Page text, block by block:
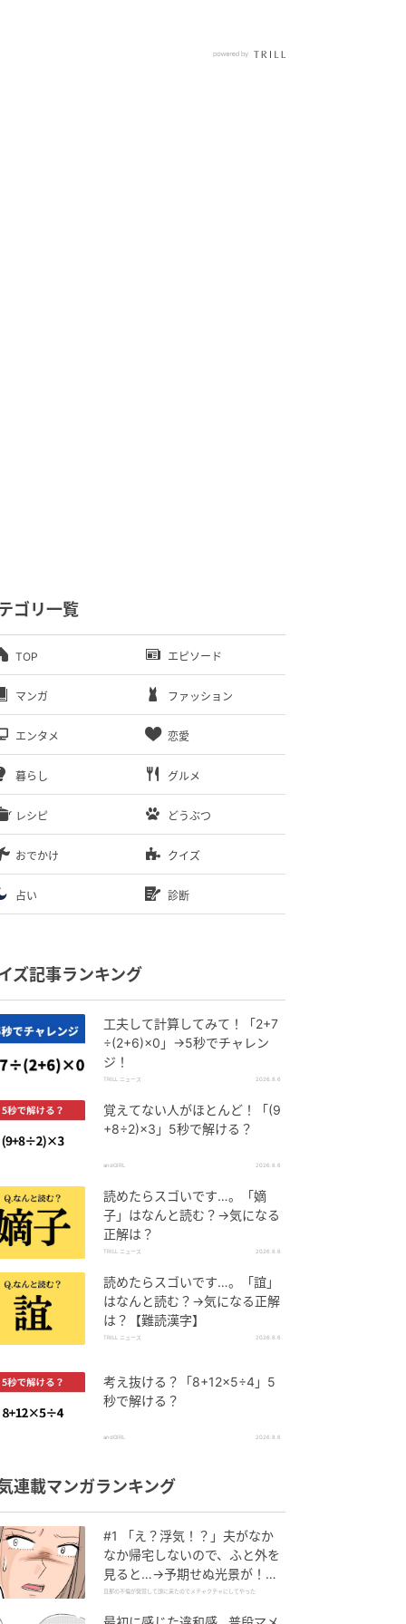
ゴリ一覧
TOP エピソード
マンガ ファッション
エンタメ 恋愛
暮らし グルメ
レシピ どうぶつ
おでかけ クイズ
占い 診断
ズ記事ランキング
工夫して計算してみて！「2+7
÷(2+6)×0」→5秒でチャレン
ジ！
TRILL ニュース 2026.8.6
覚えてない人がほとんど！「(9
+8÷2)×3」5秒で解ける？
andGIRL 2026.8.6
読めたらスゴいです…。「嫡
子」はなんと読む？→気になる
正解は？
TRILL ニュース 2026.8.6
読めたらスゴいです…。「誼」
はなんと読む？→気になる正解
は？【難読漢字】
TRILL ニュース 2026.8.6
考え抜ける？「8+12×5÷4」5
秒で解ける？
andGIRL 2026.8.6
連載マンガランキング
#1 「え？浮気！？」夫がなか
なか帰宅しないので、ふと外を
見ると…→予期せぬ光景が！｜
旦那の不倫が発覚して頭に来た
旦那の不倫が発覚して頭に来たのでメチャクチャにしてやった